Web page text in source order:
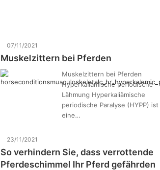
07/11/2021
Muskelzittern bei Pferden
Muskelzittern bei Pferden
Hyperkaliämische periodische
Lähmung Hyperkaliämische
periodische Paralyse (HYPP) ist
eine…
23/11/2021
So verhindern Sie, dass verrottende
Pferdeschimmel Ihr Pferd gefährden